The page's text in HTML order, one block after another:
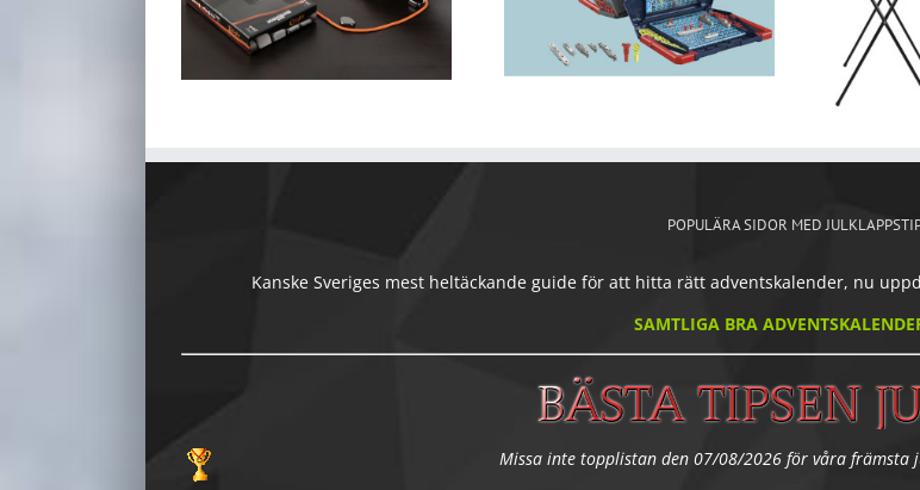
POPULÄRA SIDOR MED
Kanske Sveriges mest heltäckande guide för att hitta rätt adventskalender, nu
SAMTLIGA BRA
Missa inte topplistan den 07/08/2026 för våra